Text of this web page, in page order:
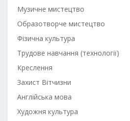
Музичне мистецтво
Образотворче мистецтво
Фізична культура
Трудове навчання (технології)
Креслення
Захист Вітчизни
Англійська мова
Художня культура